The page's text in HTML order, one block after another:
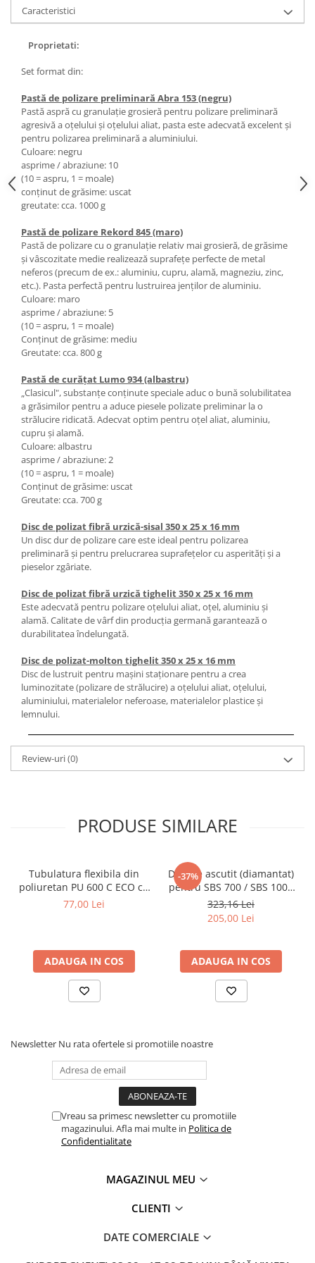
Masini de lustruit
Masini de rectificat plan
Masini de rectificat plan
Masini de satinat
Masini de slefuit combinate
Masini de slefuit cu banda
Masini de slefuit cu disc
Masini de slefuit cu mediu umed si
uscat
Masini de slefuit cutite de gravat
Masini de tesit
Masini pentru slefuit tevi
Masini universale de ascutit
Polizoare de banc
Masini de filetat
Masini pneumatice de filetat
Masini electrice de filetat
Masini de gaurit cu talpa
magnetica
Instalatii de spalare a pieselor
Accesorii prelucrare metal
Universale de strung si accesorii
pentru strunguri
Falci pentru 3 bacuri PS3/ PO3
Flanșă
Fălcile pentru 3-bacuri DK11
Fălcile pentru 4-bacuri DK12
Mandrine independente
Mandrină cu 3 fălci din fontă
Mandrină cu 3 fălci din otel
Mandrină cu 4 fălci din fontă
Mandrină cu 4 fălci din otel
Seturi de unelte pentru strungarie
Standuri pentru strunguri
Instrumente de prindere
Dispozitive de prindere pentru
unelte
Elemente de prindere mecanică
Mese rotative / mese inclinabile /
Instrumente de masurare
Afisaj digital
Dispozitiv de testare
Indicatoare înălțime
Indicator cadran / Baze magnetice
Micrometru de adancime
Micrometru de interior
Placi de granit de suprafață
Instrumente de decupare
Instrumente de găurit
Caracteristici
Proprietati:
Set format din:
Pastă de polizare preliminară Abra 153 (negru)
Pastă aspră cu granulaţie grosieră pentru polizare preliminară
agresivă a oţelului şi oţelului aliat, pasta este adecvată excelent şi
pentru polizarea preliminară a aluminiului.
Culoare: negru
asprime / abraziune: 10
(10 = aspru, 1 = moale)
conţinut de grăsime: uscat
greutate: cca. 1000 g
Pastă de polizare Rekord 845 (maro)
Pastă de polizare cu o granulaţie relativ mai grosieră, de grăsime
şi vâscozitate medie realizează suprafeţe perfecte de metal
neferos (precum de ex.: aluminiu, cupru, alamă, magneziu, zinc,
etc.). Pasta perfectă pentru lustruirea jenţilor de aluminiu.
Culoare: maro
asprime / abraziune: 5
(10 = aspru, 1 = moale)
Conţinut de grăsime: mediu
Greutate: cca. 800 g
Pastă de curăţat Lumo 934 (albastru)
„Clasicul", substanţe conţinute speciale aduc o bună solubilitatea
a grăsimilor pentru a aduce piesele polizate preliminar la o
strălucire ridicată. Adecvat optim pentru oţel aliat, aluminiu,
cupru şi alamă.
Culoare: albastru
asprime / abraziune: 2
(10 = aspru, 1 = moale)
Conţinut de grăsime: uscat
Greutate: cca. 700 g
Disc de polizat fibră urzică-sisal 350 x 25 x 16 mm
Un disc dur de polizare care este ideal pentru polizarea
preliminară şi pentru prelucrarea suprafeţelor cu asperităţi şi a
pieselor zgâriate.
Disc de polizat fibră urzică tighelit 350 x 25 x 16 mm
Este adecvată pentru polizare oţelului aliat, oţel, aluminiu şi
alamă. Calitate de vârf din producţia germană garantează o
durabilitatea îndelungată.
Disc de polizat-molton tighelit 350 x 25 x 16 mm
Disc de lustruit pentru maşini staţionare pentru a crea
luminozitate (polizare de strălucire) a oţelului aliat, oţelului,
aluminiului, materialelor neferoase, materialelor plastice şi
lemnului.
Review-uri(0)
PRODUSE SIMILARE
Tubulatura flexibila din
poliuretan PU 600 C ECO cu
insertie metalica diametru
77,00 Lei
ADAUGA IN COS
-37%
Disc de ascutit (diamantat)
pentru SBS 700 / SBS 1000
cu prindere disc de 13 mm
323,16 Lei
205,00 Lei
ADAUGA IN COS
Newsletter Nu rata ofertele si promotiile noastre
Vreau sa primesc newsletter cu promotiile
magazinului. Afla mai multe in Politica de
Confidentialitate
MAGAZINUL MEU
CLIENTI
DATE COMERCIALE